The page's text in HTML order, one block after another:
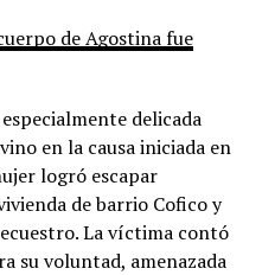
de Agostina fue
delicada
en la causa iniciada en
logró escapar
de barrio Cofico y
La víctima contó
su voluntad, amenazada